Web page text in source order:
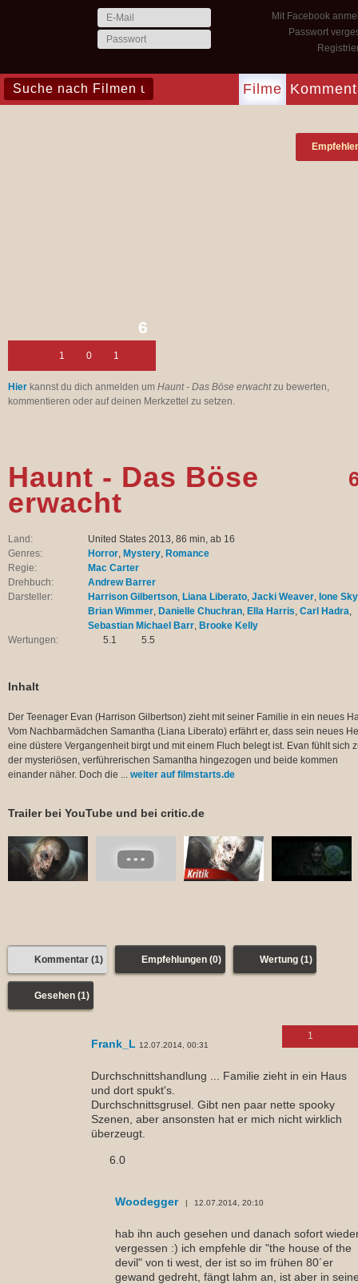
Mit Facebook
Passwort
Filme
6
1 0 1
Hier kannst du dich anmelden um Haunt - Das Böse erwachtzu bewerten,
kommentieren oder auf deinen Merkzettel zu setzen.
Haunt - Das Böse
erwacht
Land:
United States 2013, 86 min, ab 16
Genres:
Horror, Mystery, Romance
Regie:
Mac Carter
Drehbuch:
Andrew Barrer
Darsteller:
Harrison Gilbertson, Liana Liberato, Jacki Weaver, Ione
Brian Wimmer, Danielle Chuchran, Ella Harris, Carl Hadra,
Sebastian Michael Barr, Brooke Kelly
Wertungen:
5.1 5.5
Inhalt
Der Teenager Evan (Harrison Gilbertson) zieht mit seiner Familie in ein neues
Vom Nachbarmädchen Samantha (Liana Liberato) erfährt er, dass sein neues
eine düstere Vergangenheit birgt und mit einem Fluch belegt ist. Evan fühlt sich
der mysteriösen, verführerischen Samantha hingezogen und beide kommen
einander näher. Doch die ... weiter auf filmstarts.de
Trailer bei YouTube und bei critic.de
Kommentar (1) Empfehlungen (0) Wertung (1)
Gesehen (1)
Frank_L 12.07.2014, 00:31
Durchschnittshandlung ... Familie zieht in ein Haus
und dort spukt's.
Durchschnittsgrusel. Gibt nen paar nette spooky
Szenen, aber ansonsten hat er mich nicht wirklich
überzeugt.
6.0
Woodegger 12.07.2014, 20:10
hab ihn auch gesehen und danach sofort
vergessen :) ich empfehle dir "the house of the
devil" von ti west, der ist so im frühen 80´er
gewand gedreht, fängt lahm an, ist aber in
1